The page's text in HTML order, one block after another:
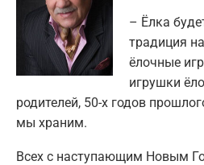
– Ёлка
традиция
ёлочные
игрушки
родителей, 50-х годов
мы храним.
Всех с наступающим Новым